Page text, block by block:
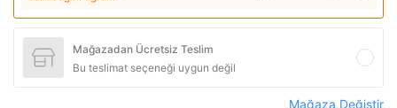
Mağazadan Ücretsiz Teslim
Bu teslimat seçeneği uygun değil
Mağaza Değiştir